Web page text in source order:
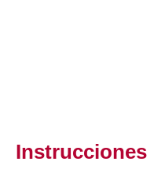
Instrucciones